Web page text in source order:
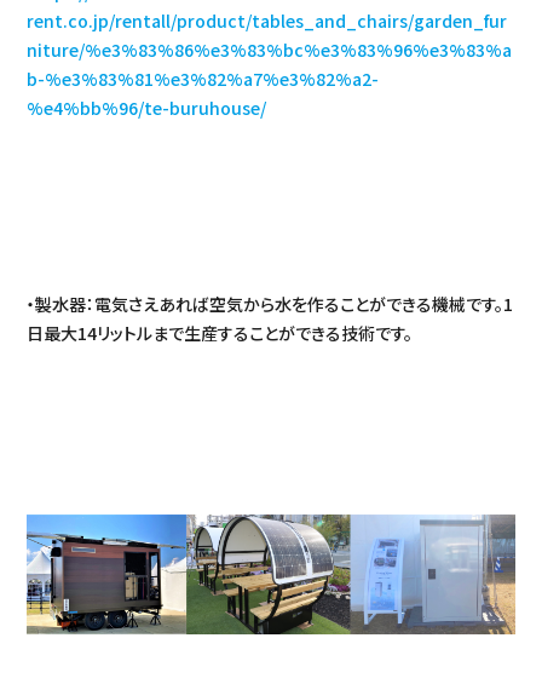
rent.co.jp/rentall/product/tables_and_chairs/garden_fur
niture/%e3%83%86%e3%83%bc%e3%83%96%e3%83%a
b-%e3%83%81%e3%82%a7%e3%82%a2-
%e4%bb%96/te-buruhouse/
・製水器：電気さえあれば空気から水を作ることができる機械です。1
日最大14リットルまで生産することができる技術です。